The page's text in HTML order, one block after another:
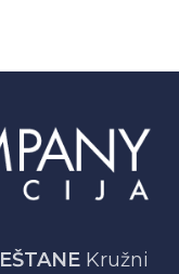
Kružni